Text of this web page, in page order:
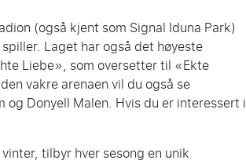
(også kjent som Signal Iduna Park)
Laget har også det høyeste
Liebe», som oversetter til «Ekte
vakre arenaen vil du også se
Donyell Malen. Hvis du er interessert i
tilbyr hver sesong en unik